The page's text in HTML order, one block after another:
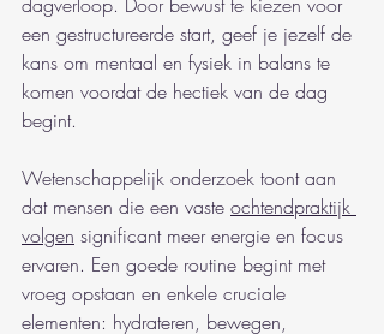
een gestructureerde start, geef je jezelf de
kans om mentaal en fysiek in balans te
komen voordat de hectiek van de dag
begint.
Wetenschappelijk onderzoek toont aan
dat mensen die een vaste ochtendpraktijk
volgen significant meer energie en focus
ervaren. Een goede routine begint met
vroeg opstaan en enkele cruciale
elementen: hydrateren, bewegen,